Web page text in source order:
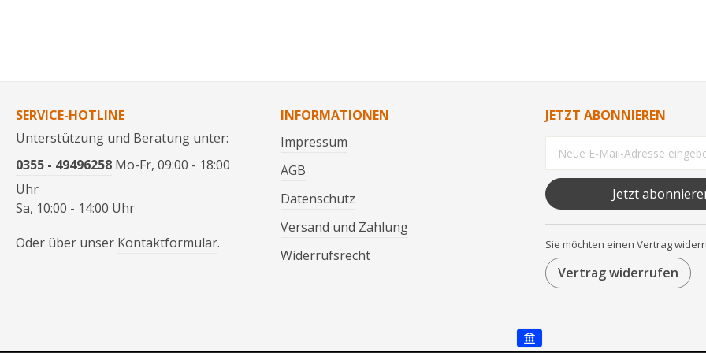
SERVICE-HOTLINE
Unterstützung und Beratung unter:
0355 - 49496258 Mo-Fr, 09:00 - 18:00
Uhr
Sa, 10:00 - 14:00 Uhr
Oder über unser Kontaktformular.
INFORMATIONEN
Impressum
AGB
Datenschutz
Versand und Zahlung
Widerrufsrecht
JETZT ABONNIEREN
Jetzt
Sie möchten einen Vertrag
Vertrag widerrufen